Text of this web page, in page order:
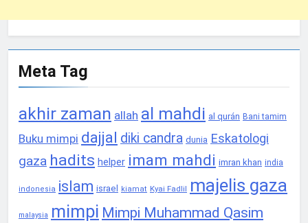
Meta Tag
akhir zaman allah al mahdi al qurán Bani tamim
Buku mimpi dajjal diki candra dunia Eskatologi
gaza hadits helper imam mahdi imran khan india
indonesia islam israel kiamat Kyai Fadlil majelis gaza
malaysia mimpi Mimpi Muhammad Qasim